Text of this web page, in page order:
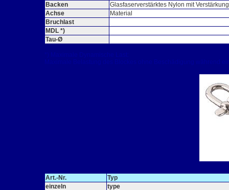
Backen
Glasfaserverstärktes Nylon mit
Achse
Material
Bruchlast
MDL *)
Tau-Ø
*) Maximale Dynamische Last:
Maximale Belastung des Blockes ohne Beschädigung während
Art.-Nr.
Typ
einzeln
type